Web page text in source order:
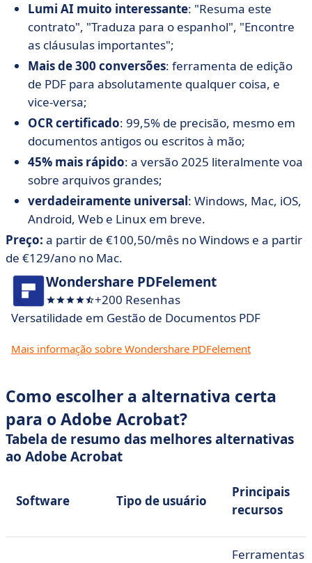
Lumi AI muito interessante: "Resuma este
contrato", "Traduza para o espanhol", "Encontre
as cláusulas importantes";
Mais de 300 conversões: ferramenta de edição
de PDF para absolutamente qualquer coisa, e
vice-versa;
OCR certificado: 99,5% de precisão, mesmo em
documentos antigos ou escritos à mão;
45% mais rápido: a versão 2025 literalmente voa
sobre arquivos grandes;
verdadeiramente universal: Windows, Mac, iOS,
Android, Web e Linux em breve.
Preço: a partir de €100,50/mês no Windows e a partir
de €129/ano no Mac.
Wondershare PDFelement
+200 Resenhas
Versatilidade em Gestão de Documentos PDF
Mais informação sobre Wondershare PDFelement
Como escolher a alternativa certa
para o Adobe Acrobat?
Tabela de resumo das melhores alternativas
ao Adobe Acrobat
Software Tipo de usuário
Principais
recursos
Ferramentas